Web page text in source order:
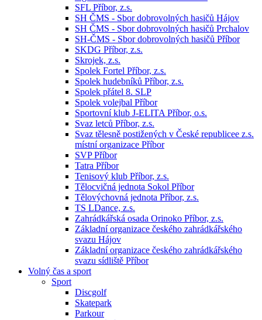
SFL Příbor, z.s.
SH ČMS - Sbor dobrovolných hasičů Hájov
SH ČMS - Sbor dobrovolných hasičů Prchalov
SH-ČMS - Sbor dobrovolných hasičů Příbor
SKDG Příbor, z.s.
Skrojek, z.s.
Spolek Fortel Příbor, z.s.
Spolek hudebníků Příbor, z.s.
Spolek přátel 8. SLP
Spolek volejbal Příbor
Sportovní klub J-ELITA Příbor, o.s.
Svaz letců Příbor, z.s.
Svaz tělesně postižených v České republicee z.s.
místní organizace Příbor
SVP Příbor
Tatra Příbor
Tenisový klub Příbor, z.s.
Tělocvičná jednota Sokol Příbor
Tělovýchovná jednota Příbor, z.s.
TS LDance, z.s.
Zahrádkářská osada Orinoko Příbor, z.s.
Základní organizace českého zahrádkářského
svazu Hájov
Základní organizace českého zahrádkářského
svazu sídliště Příbor
Volný čas a sport
Sport
Discgolf
Skatepark
Parkour